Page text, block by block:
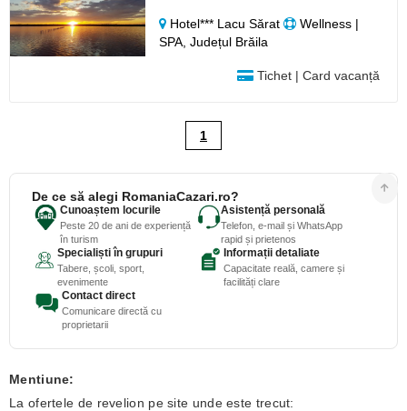
Hotel*** Lacu Sărat
Wellness |
SPA, Județul Brăila
Tichet | Card vacanță
1
De ce să alegi RomaniaCazari.ro?
Cunoaștem locurile
Peste 20 de ani de experiență
în turism
Asistență personală
Telefon, e-mail și WhatsApp
rapid și prietenos
Specialiști în grupuri
Tabere, școli, sport,
evenimente
Informații detaliate
Capacitate reală, camere și
facilități clare
Contact direct
Comunicare directă cu
proprietarii
Mentiune:
La ofertele de revelion pe site unde este trecut: